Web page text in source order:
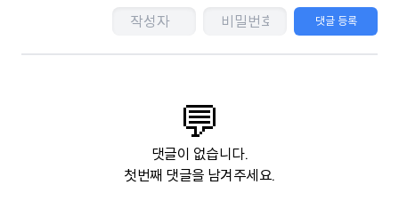
댓글 등록
💬
댓글이 없습니다.
첫번째 댓글을 남겨주세요.